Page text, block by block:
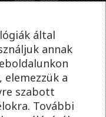
által
annak
a
szabott
További